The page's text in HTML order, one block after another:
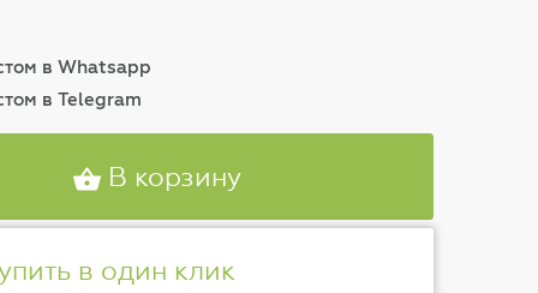
в Whatsapp
в Telegram
В корзину
в один клик